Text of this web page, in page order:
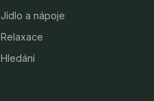
Jídlo a nápoje
Relaxace
Hledání